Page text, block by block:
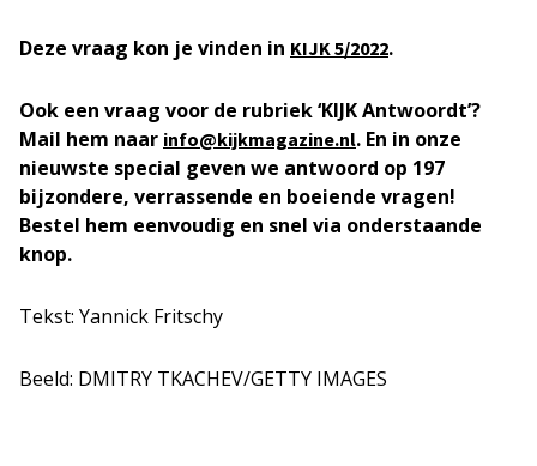
Deze vraag kon je vinden in KIJK 5/2022.
Ook een vraag voor de rubriek ‘KIJK Antwoordt’?
Mail hem naar info@kijkmagazine.nl. En in onze
nieuwste special geven we antwoord op 197
bijzondere, verrassende en boeiende vragen!
Bestel hem eenvoudig en snel via onderstaande
knop.
Tekst: Yannick Fritschy
Beeld: DMITRY TKACHEV/GETTY IMAGES